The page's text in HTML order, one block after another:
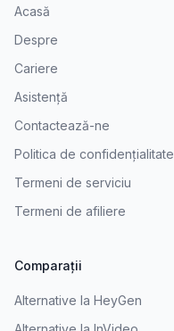
Acasă
Despre
Cariere
Asistență
Contactează-ne
Politica de confidențialitate
Termeni de serviciu
Termeni de afiliere
Comparații
Alternative la HeyGen